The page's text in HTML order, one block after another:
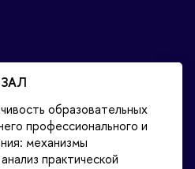
образовательных
профессионального и
механизмы
практической